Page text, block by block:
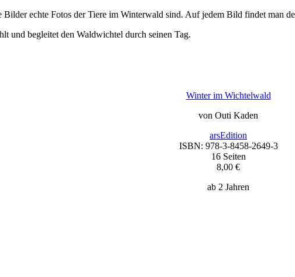
Bilder echte Fotos der Tiere im Winterwald sind. Auf jedem Bild findet man
und begleitet den Waldwichtel durch seinen Tag.
Winter im Wichtelwald
von Outi Kaden
arsEdition
ISBN: 978-3-8458-2649-3
16 Seiten
8,00 €
ab 2 Jahren